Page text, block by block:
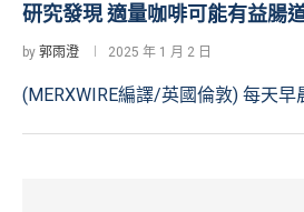
研究發現 適量咖啡可能有益腸
by 郭雨澄 2025 年 1 月 2 日
(MERXWIRE編譯/英國倫敦) 每天